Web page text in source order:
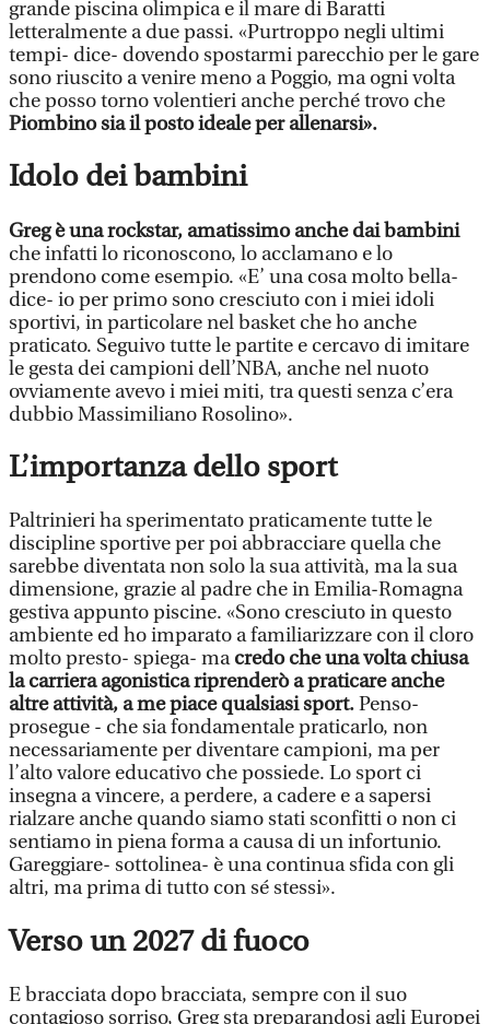
grande piscina olimpica e il mare di Baratti
letteralmente a due passi. «Purtroppo negli ultimi
tempi- dice- dovendo spostarmi parecchio per le gare
sono riuscito a venire meno a Poggio, ma ogni volta
che posso torno volentieri anche perché trovo che
Piombino sia il posto ideale per allenarsi».
Idolo dei bambini
Greg è una rockstar, amatissimo anche dai bambini
che infatti lo riconoscono, lo acclamano e lo
prendono come esempio. «E’ una cosa molto bella-
dice- io per primo sono cresciuto con i miei idoli
sportivi, in particolare nel basket che ho anche
praticato. Seguivo tutte le partite e cercavo di imitare
le gesta dei campioni dell’NBA, anche nel nuoto
ovviamente avevo i miei miti, tra questi senza c’era
dubbio Massimiliano Rosolino».
L’importanza dello sport
Paltrinieri ha sperimentato praticamente tutte le
discipline sportive per poi abbracciare quella che
sarebbe diventata non solo la sua attività, ma la sua
dimensione, grazie al padre che in Emilia-Romagna
gestiva appunto piscine. «Sono cresciuto in questo
ambiente ed ho imparato a familiarizzare con il cloro
molto presto- spiega- macredo che una volta chiusa
la carriera agonistica riprenderò a praticare anche
altre attività, a me piace qualsiasi sport.Penso-
prosegue - che sia fondamentale praticarlo, non
necessariamente per diventare campioni, ma per
l’alto valore educativo che possiede. Lo sport ci
insegna a vincere, a perdere, a cadere e a sapersi
rialzare anche quando siamo stati sconfitti o non ci
sentiamo in piena forma a causa di un infortunio.
Gareggiare- sottolinea- è una continua sfida con gli
altri, ma prima di tutto con sé stessi».
Verso un 2027 di fuoco
E bracciata dopo bracciata, sempre con il suo
contagioso sorriso, Greg sta preparandosi agli Europei